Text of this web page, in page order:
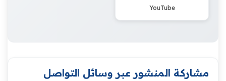
YouTube
مشاركة المنشور عبر وسائل التواصل